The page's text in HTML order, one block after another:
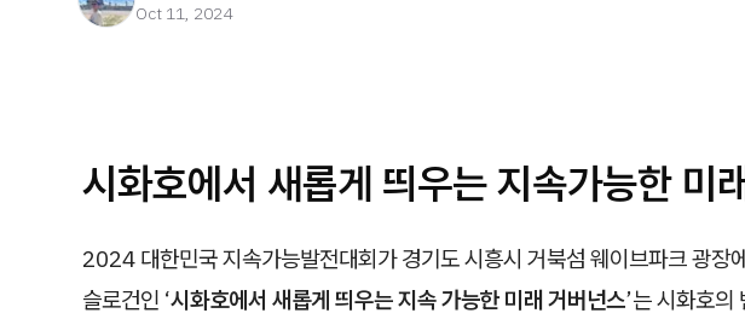
Oct 11, 2024
시화호에서 새롭게 띄우는 지속가능한 미
2024 대한민국 지속가능발전대회가 경기도 시흥시 거북섬 웨이브파크 광장
슬로건인 ‘시화호에서 새롭게 띄우는 지속 가능한 미래 거버넌스’는 시화호의